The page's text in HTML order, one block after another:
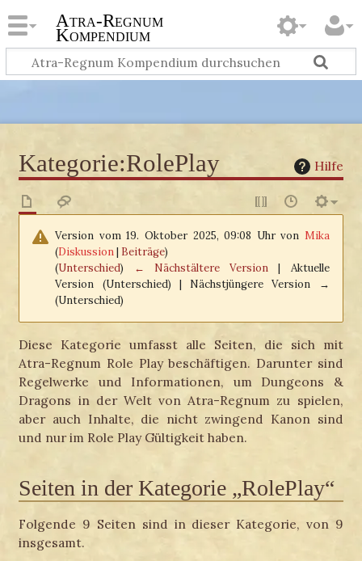
Atra-Regnum
Kompendium
Hilfe
Kategorie:RolePlay
Version vom 19. Oktober 2025, 09:08 Uhr von Mika
(Diskussion| Beiträge)
(Unterschied) ← Nächstältere Version | Aktuelle
Version (Unterschied) | Nächstjüngere Version →
(Unterschied)
Diese Kategorie umfasst alle Seiten, die sich mit
Atra-Regnum Role Play beschäftigen. Darunter sind
Regelwerke und Informationen, um Dungeons &
Dragons in der Welt von Atra-Regnum zu spielen,
aber auch Inhalte, die nicht zwingend Kanon sind
und nur im Role Play Gültigkeit haben.
Seiten in der Kategorie „RolePlay“
Folgende 9 Seiten sind in dieser Kategorie, von 9
insgesamt.